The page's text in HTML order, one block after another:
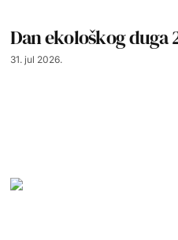
Dan ekološkog duga
31. jul 2026.